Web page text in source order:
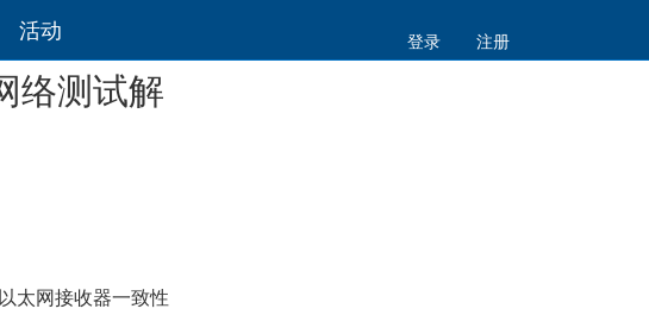
活动 登录 注册
络测试解
太网接收器一致性